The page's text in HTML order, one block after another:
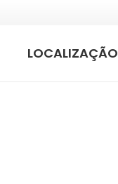
LOCALIZAÇÃO